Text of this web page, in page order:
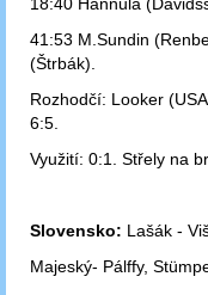
41:53 M.Sundin
(Štrbák).
Rozhodčí: Looker
6:5.
Využití: 0:1. Střely na
Slovensko: Lašák -
Majeský- Pálffy,